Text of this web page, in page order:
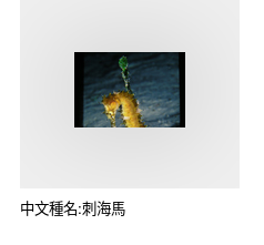
中文種名:刺海馬